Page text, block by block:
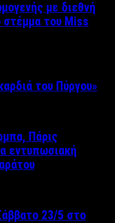
με διεθνή
στέμμα του Miss
του Πύργου»
Πάρις
εντυπωσιακή
23/5 στο